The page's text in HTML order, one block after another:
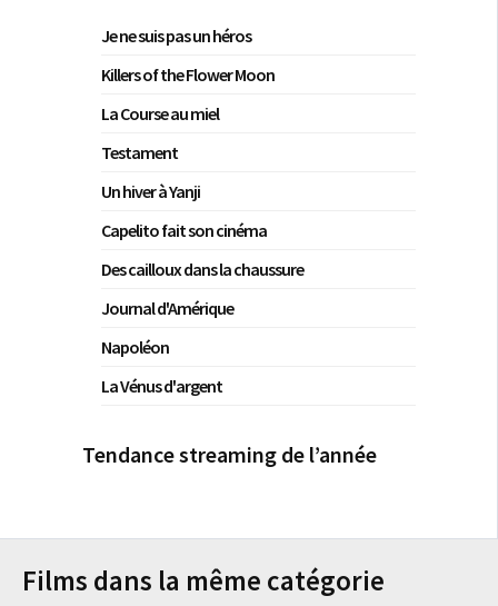
Je ne suis pas un héros
Killers of the Flower Moon
La Course au miel
Testament
Un hiver à Yanji
Capelito fait son cinéma
Des cailloux dans la chaussure
Journal d'Amérique
Napoléon
La Vénus d'argent
Tendance streaming de l’année
Films dans la même catégorie